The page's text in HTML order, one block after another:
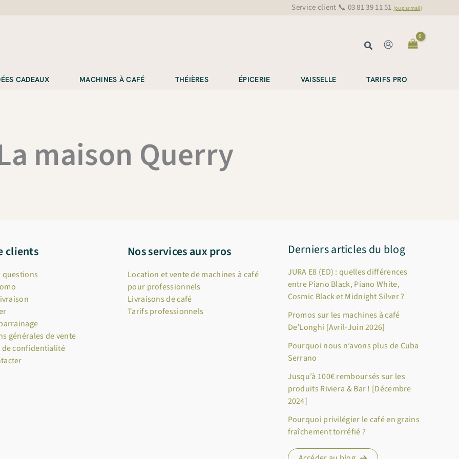
Service client 📞 03 81 39 11 51 (ou par mail)
Rechercher
CADEAUX MACHINES À CAFÉ THÉIÈRES ÉPICERIE VAISSELLE TARIFS PRO
maison Querry
clients
questions
générales de vente
confidentialité
Nos services aux pros
Location et vente de machines à café
pour professionnels
Livraisons de café
Tarifs professionnels
Derniers articles du blog
JURA E8 (ED) : quelles différences
entre Piano Black, Piano White,
Cosmic Black et Midnight Silver ?
Promos sur les machines à café
De’Longhi [Avril-Juin 2026]
Pourquoi nous n’avons plus de Cuba
Serrano
Jusqu’à 100€ remboursés sur les
produits Riviera & Bar ! [Décembre
2024]
Pourquoi privilégier le café en grains
fraîchement torréfié ?